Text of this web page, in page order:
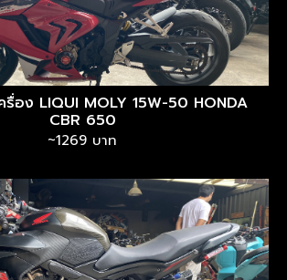
รื่อง LIQUI MOLY 15W-50 HONDA
CBR 650
~1269 บาท